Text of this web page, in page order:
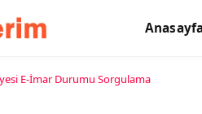
E-İmar Durumu Sorgulama